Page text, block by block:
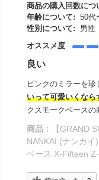
商品の購入回数につ
年齢について: 50代
性別について:
男性
オススメ度
良い
ピンクのミラーを珍
いって可愛いくなら
クスモークベースの
商品：
【GRAND
NANKAI (ナンカイ
ベース X-Fifteen